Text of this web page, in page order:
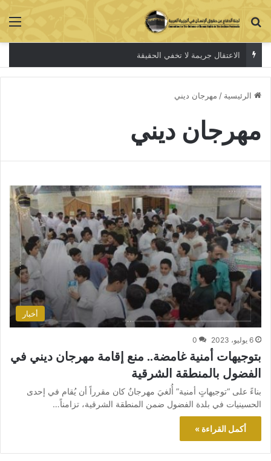
بحث عن
الاعتقال جريمة لا تخفي الحقيقة
الرئيسية / مهرجان ديني
مهرجان ديني
أخبار
6 يوليو، 2023 0
بتوجيهات أمنية غامضة.. منع إقامة مهرجان ديني في
الفضول بالمنطقة الشرقية
بناءً على “توجيهاتٍ أمنية” أُلغيَ مهرجانٌ كان مقرراً أن يُقام في إحدى
الحسينيات في بلدة الفضول ضمن المنطقة الشرقية، تزامناً…
أكمل القراءة »